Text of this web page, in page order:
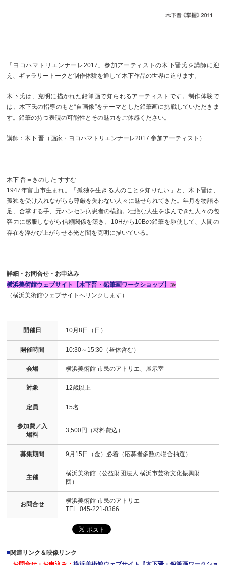
「ヨコハマトリエンナーレ2017」参加アーティストの木下晋氏を講師に迎
え、ギャラリートークと制作体験を通して木下作品の世界に迫ります。
木下氏は、克明に描かれた鉛筆画で知られるアーティストです。制作体験で
は、木下氏の指導のもと“自画像”をテーマとした鉛筆画に挑戦していただきま
す。鉛筆の持つ表現の可能性とその魅力をご体感ください。
講師：木下 晋（画家・ヨコハマトリエンナーレ2017 参加アーティスト）
木下 晋＝きのした すすむ
1947年富山市生まれ。「孤独を生きる人のことを知りたい」と、木下晋は、
孤独を受け入れながらも尊厳を失わない人々に魅せられてきた。年月を物語る
足、合掌する手、元ハンセン病患者の横顔。壮絶な人生を歩んできた人々の包
容力に感服しながら信頼関係を築き、10Hから10Bの鉛筆を駆使して、人間の
存在を浮かび上がらせる光と闇を克明に描いている。
詳細・お問合せ・お申込み
横浜美術館ウェブサイト【木下晋・鉛筆画ワークショップ】≫
（横浜美術館ウェブサイトへリンクします）
開催日 10月8日（日）
開催時間 10:30～15:30（昼休含む）
会場 横浜美術館 市民のアトリエ、展示室
対象 12歳以上
定員 15名
参加費／入
場料
3,500円（材料費込）
募集期間 9月15日（金）必着（応募者多数の場合抽選）
主催
横浜美術館（公益財団法人 横浜市芸術文化振興財
団）
お問合せ
横浜美術館 市民のアトリエ
TEL. 045-221-0366
■関連リンク＆映像リンク